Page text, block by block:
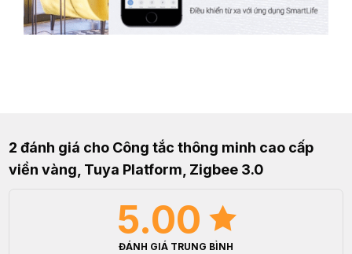
2 đánh giá cho Công tắc thông minh cao cấp
viền vàng, Tuya Platform, Zigbee 3.0
5.00
ĐÁNH GIÁ TRUNG BÌNH